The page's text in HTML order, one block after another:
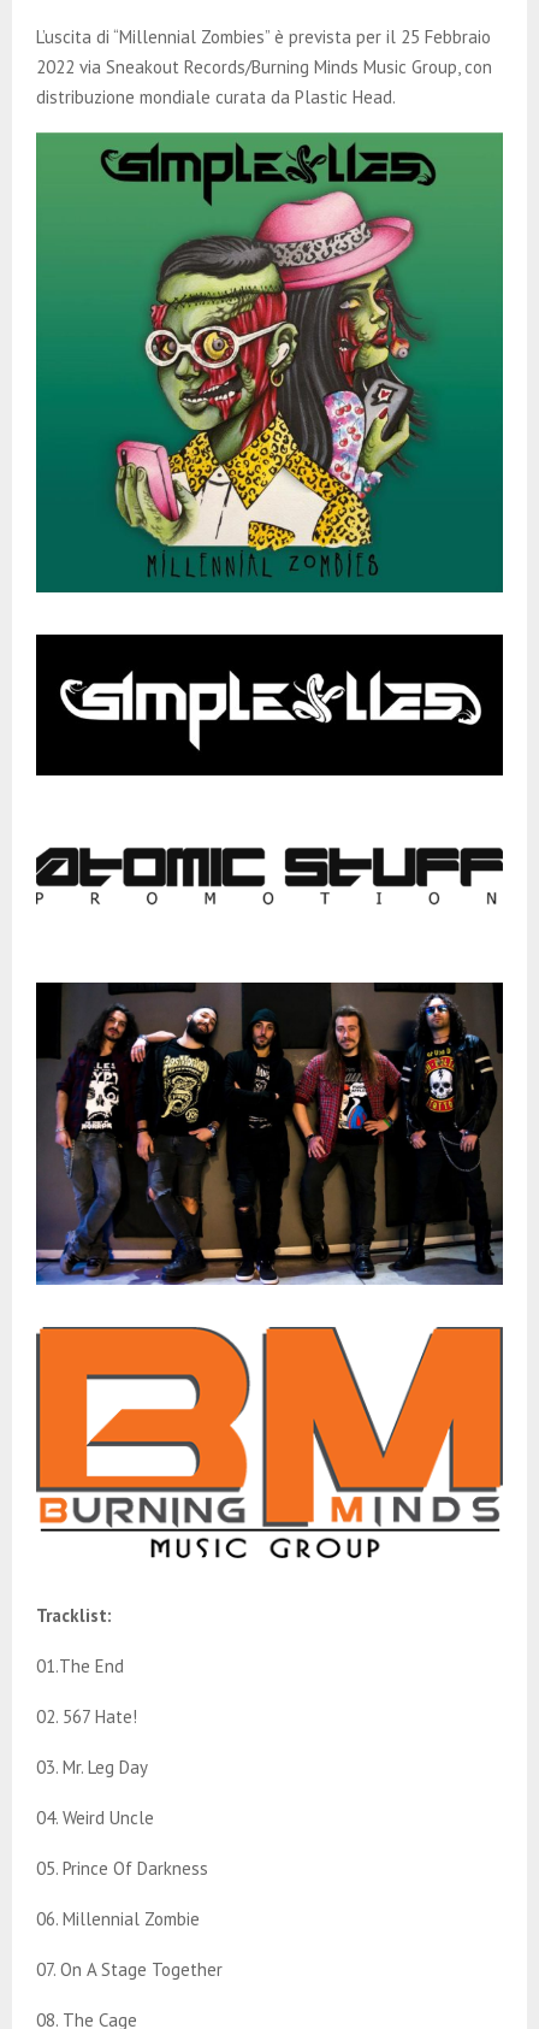
L’uscita di “Millennial Zombies” è prevista per il 25 Febbraio
2022 via Sneakout Records/Burning Minds Music Group, con
distribuzione mondiale curata da Plastic Head.
Tracklist:
01.The End
02. 567 Hate!
03. Mr. Leg Day
04. Weird Uncle
05. Prince Of Darkness
06. Millennial Zombie
07. On A Stage Together
08. The Cage